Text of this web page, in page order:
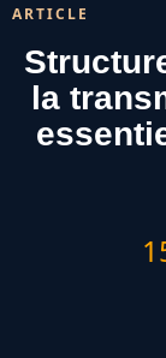
ARTICLE
la